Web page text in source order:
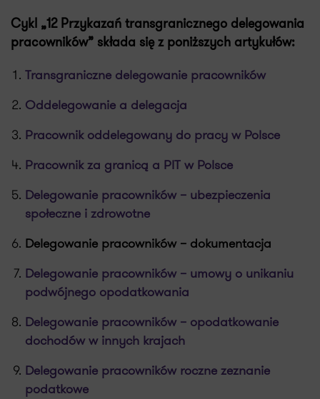
Cykl „12 Przykazań transgranicznego delegowania
pracowników” składa się z poniższych artykułów:
Transgraniczne delegowanie pracowników
Oddelegowanie a delegacja
Pracownik oddelegowany do pracy w Polsce
Pracownik za granicą a PIT w Polsce
Delegowanie pracowników – ubezpieczenia
społeczne i zdrowotne
Delegowanie pracowników – dokumentacja
Delegowanie pracowników – umowy o unikaniu
podwójnego opodatkowania
Delegowanie pracowników – opodatkowanie
dochodów w innych krajach
Delegowanie pracowników roczne zeznanie
podatkowe